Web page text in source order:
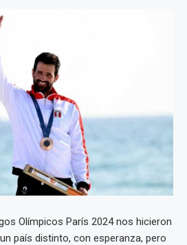
Olímpicos París 2024 nos hicieron
país distinto, con esperanza, pero